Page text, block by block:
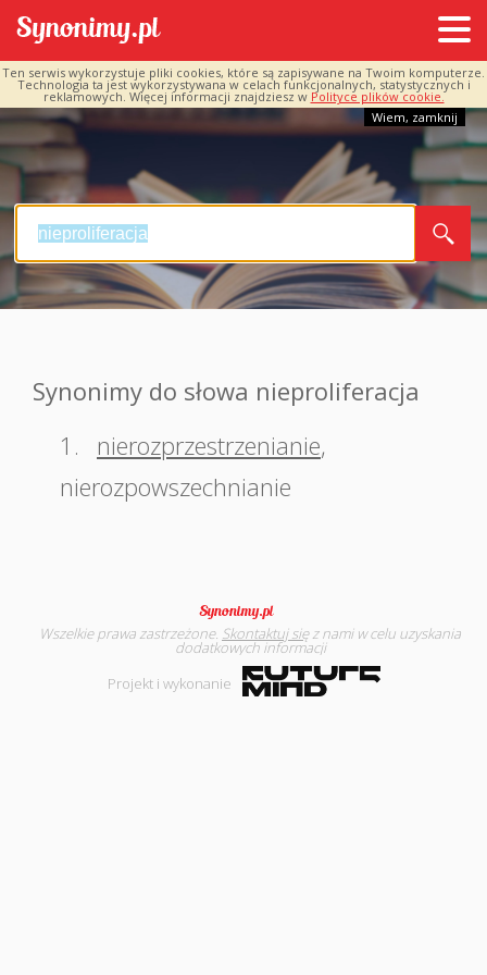
Ten serwis wykorzystuje pliki cookies, które są zapisywane na Twoim komputerze.
Technologia ta jest wykorzystywana w celach funkcjonalnych, statystycznych i
reklamowych. Więcej informacji znajdziesz w Polityce plików cookie.
Wiem, zamknij
Synonimy do słowa nieproliferacja
1.
nierozprzestrzenianie,
nierozpowszechnianie
Wszelkie prawa zastrzeżone. Skontaktuj sięz nami w celu uzyskania
dodatkowych informacji
Projekt i wykonanie